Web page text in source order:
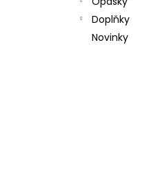
Doplňky
Novinky